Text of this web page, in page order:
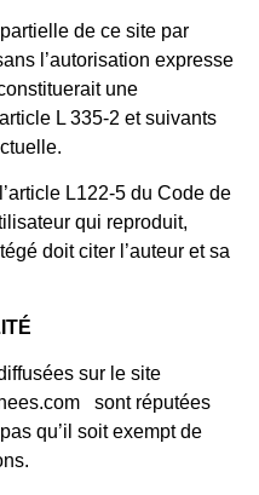
de ce site par
l’autorisation expresse
une
L 335-2 et suivants
L122-5 du Code de
qui reproduit,
doit citer l’auteur et sa
sur le site
sont réputées
qu’il soit exempt de